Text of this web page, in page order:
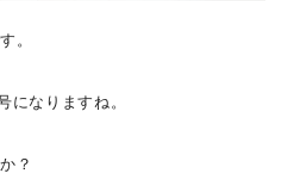
。
になりますね。
？